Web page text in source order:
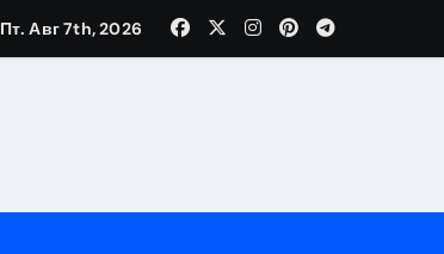
Пт. Авг 7th, 2026